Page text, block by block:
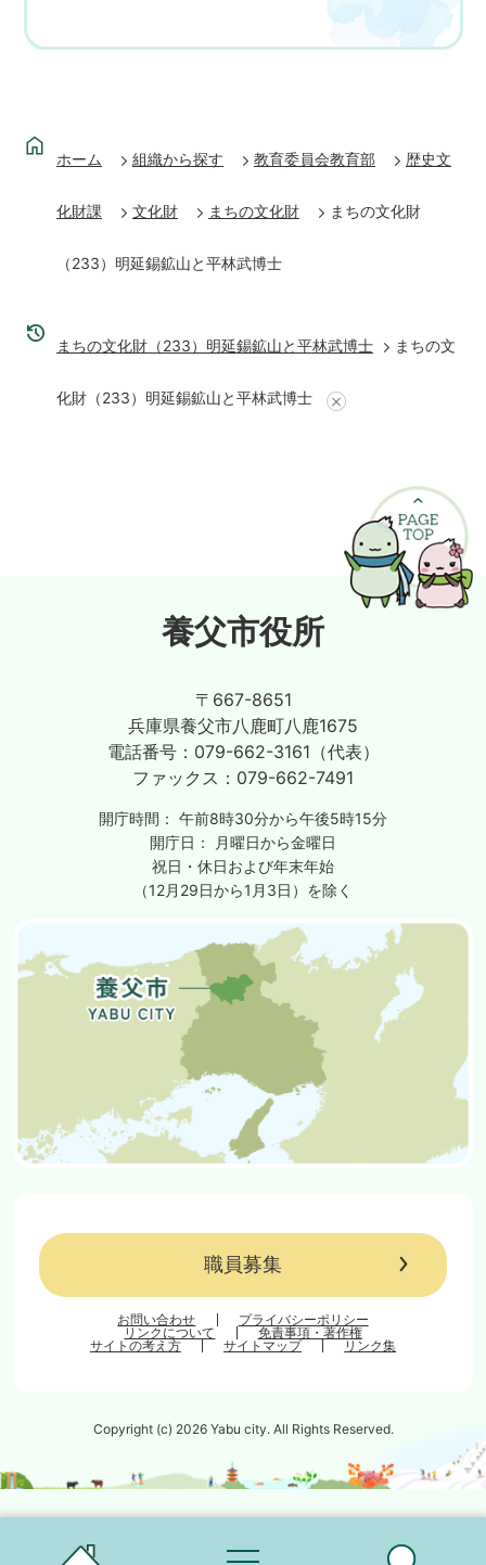
ホーム 組織から探す 教育委員会教育部 歴史文
化財課 文化財 まちの文化財 まちの文化財
（233）明延錫鉱山と平林武博士
まちの文化財（233）明延錫鉱山と平林武博士 まちの文
化財（233）明延錫鉱山と平林武博士
養父市役所
〒667-8651
兵庫県養父市八鹿町八鹿1675
電話番号： 079-662-3161（代表）
ファックス： 079-662-7491
開庁時間： 午前8時30分から午後5時15分
開庁日：
月曜日から金曜日
祝日・休日および年末年始
（12月29日から1月3日）を除く
職員募集
お問い合わせ
プライバシーポリシー
リンクについて
免責事項・著作権
サイトの考え方
サイトマップ リンク集
Copyright (c) 2026 Yabu city. All Rights Reserved.